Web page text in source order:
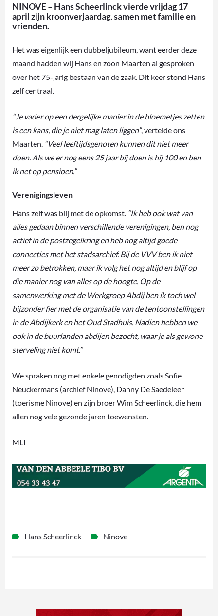
NINOVE – Hans Scheerlinck vierde vrijdag 17
april zijn kroonverjaardag, samen met familie en
vrienden.
Het was eigenlijk een dubbeljubileum, want eerder deze
maand hadden wij Hans en zoon Maarten al gesproken
over het 75-jarig bestaan van de zaak. Dit keer stond Hans
zelf centraal.
“Je vader op een dergelijke manier in de bloemetjes zetten
is een kans, die je niet mag laten liggen”, vertelde ons
Maarten. “Veel leeftijdsgenoten kunnen dit niet meer
doen. Als we er nog eens 25 jaar bij doen is hij 100 en ben
ik net op pensioen.”
Verenigingsleven
Hans zelf was blij met de opkomst. “Ik heb ook wat van
alles gedaan binnen verschillende verenigingen, ben nog
actief in de postzegelkring en heb nog altijd goede
connecties met het stadsarchief. Bij de VVV ben ik niet
meer zo betrokken, maar ik volg het nog altijd en blijf op
die manier nog van alles op de hoogte. Op de
samenwerking met de Werkgroep Abdij ben ik toch wel
bijzonder fier met de organisatie van de tentoonstellingen
in de Abdijkerk en het Oud Stadhuis. Nadien hebben we
ook in de buurlanden abdijen bezocht, waar je als gewone
sterveling niet komt.”
We spraken nog met enkele genodigden zoals Sofie
Neuckermans (archief Ninove), Danny De Saedeleer
(toerisme Ninove) en zijn broer Wim Scheerlinck, die hem
allen nog vele gezonde jaren toewensten.
MLI
Hans Scheerlinck Ninove